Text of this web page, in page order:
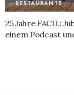
RESTAURANTS
25 Jahre FACIL:
einem Podcast